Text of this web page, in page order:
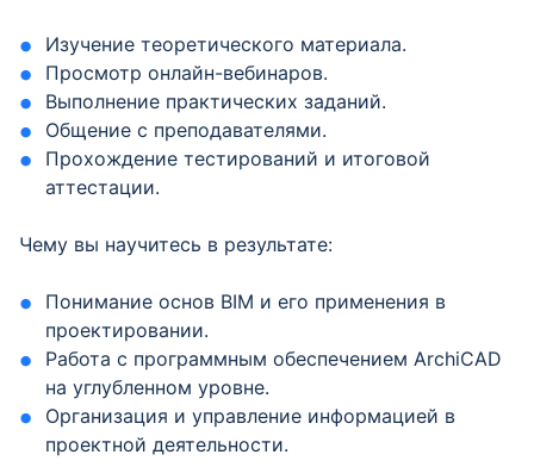
Изучение теоретического материала.
Просмотр онлайн-вебинаров.
Выполнение практических заданий.
Общение с преподавателями.
Прохождение тестирований и итоговой
аттестации.
Чему вы научитесь в результате:
Понимание основ BIM и его применения в
проектировании.
Работа с программным обеспечением ArchiCAD
на углубленном уровне.
Организация и управление информацией в
проектной деятельности.